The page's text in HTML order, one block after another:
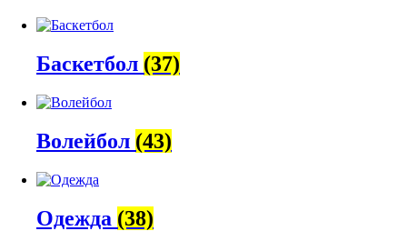
Баскетбол (37)
Волейбол (43)
Одежда (38)